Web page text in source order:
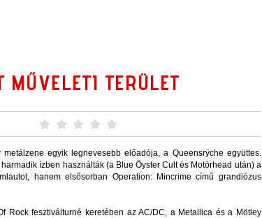
TERÜLET
egyik legnevesebb előadója, a Queensrÿche együttes.
ízben használták (a Blue Öyster Cult és Motörhead után) a
hanem elsősorban Operation: Mincrime című grandiózus
Rock fesztiválturné keretében az AC/DC, a Metallica és a Mötley